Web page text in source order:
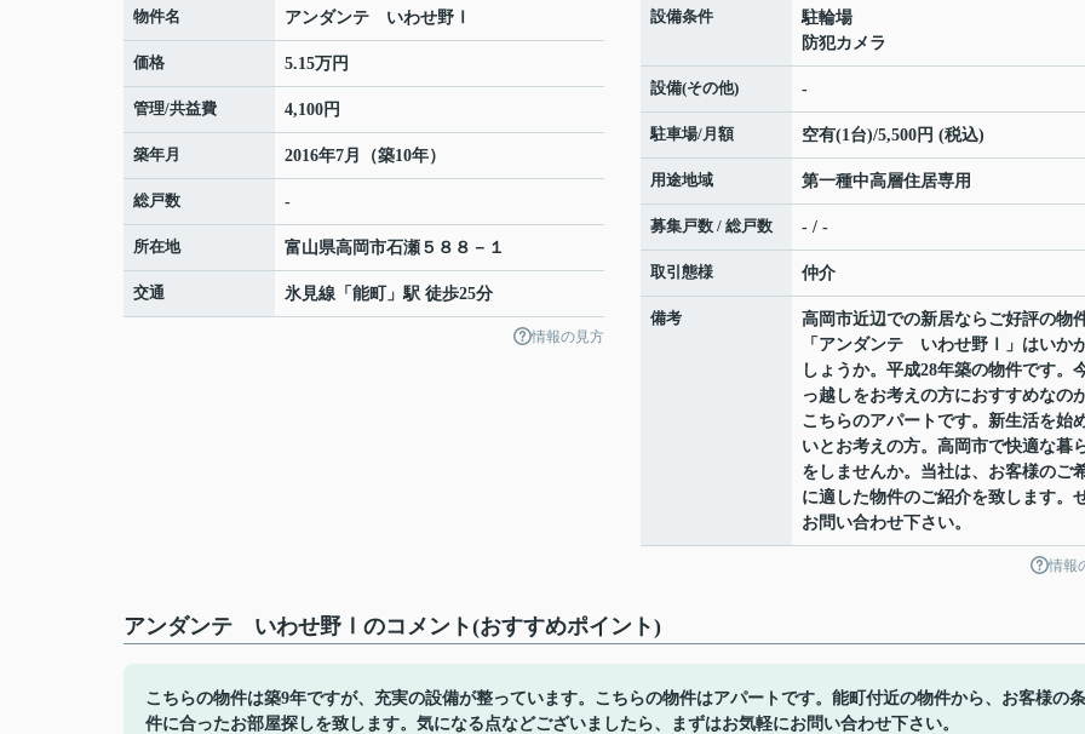
物件名 アンダンテ いわせ野Ⅰ
価格 5.15万円
管理/共益費 4,100円
築年月 2016年7月（築10年）
総戸数 -
所在地 富山県高岡市石瀬 ５８８－１
交通 氷見線 「 能町 」駅 徒歩25分
情報の見方
設備条件
駐輪場
防犯カメラ
設備(その他) -
駐車場/月額 空有(1台)/5,500円 (税込)
用途地域 第一種中高層住居専用
募集戸数 / 総戸数 - / -
取引態様 仲介
備考
高岡市近辺での新居ならご好評の物
「アンダンテ いわせ野Ⅰ」はいか
しょうか。平成28年築の物件です。
っ越しをお考えの方におすすめなのが
こちらのアパートです。新生活を始
いとお考えの方。高岡市で快適な暮
をしませんか。当社は、お客様のご
に適した物件のご紹介を致します。
お問い合わせ下さい。
情報
アンダンテ いわせ野Ⅰのコメント(おすすめポイント)
こちらの物件は築9年ですが、充実の設備が整っています。こちらの物件はアパートです。能町付近の物件から、お客様の条
件に合ったお部屋探しを致します。気になる点などございましたら、まずはお気軽にお問い合わせ下さい。